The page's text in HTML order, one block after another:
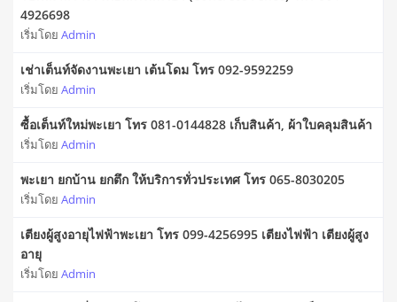
4926698
เริ่มโดย Admin
เช่าเต็นท์จัดงานพะเยา เต้นโดม โทร 092-9592259
เริ่มโดย Admin
ซื้อเต็นท์ใหม่พะเยา โทร 081-0144828 เก็บสินค้า, ผ้าใบคลุมสินค้า
เริ่มโดย Admin
พะเยา ยกบ้าน ยกตึก ให้บริการทั่วประเทศ โทร 065-8030205
เริ่มโดย Admin
เตียงผู้สูงอายุไฟฟ้าพะเยา โทร 099-4256995 เตียงไฟฟ้า เตียงผู้สูง
อายุ
เริ่มโดย Admin